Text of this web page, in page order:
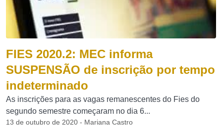
FIES 2020.2: MEC informa
SUSPENSÃO de inscrição por tempo
indeterminado
As inscrições para as vagas remanescentes do Fies do
segundo semestre começaram no dia 6...
13 de outubro de 2020 - Mariana Castro